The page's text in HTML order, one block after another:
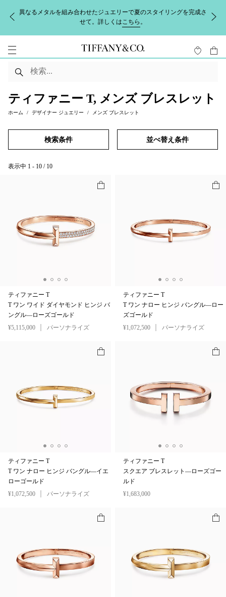
異なるメタルを組み合わせたジュエリーで夏のスタイリングを完成さ
せて。詳しくはこちら 。
ティファニー T, メンズ ブレスレット
ホーム デザイナー ジュエリー メンズ ブレスレット
検索条件 並べ替え条件
表示中 1 - 10 / 10
ティファニー T
T ワン ワイド ダイヤモンド ヒンジ バ
ングル—ローズゴールド
¥5,115,000
パーソナライズ
ティファニー T
T ワン ナロー ヒンジ バングル—ロー
ズゴールド
¥1,072,500
パーソナライズ
ティファニー T
T ワン ナロー ヒンジ バングル—イエ
ローゴールド
¥1,072,500
パーソナライズ
ティファニー T
スクエア ブレスレット—ローズゴー
ルド
¥1,683,000